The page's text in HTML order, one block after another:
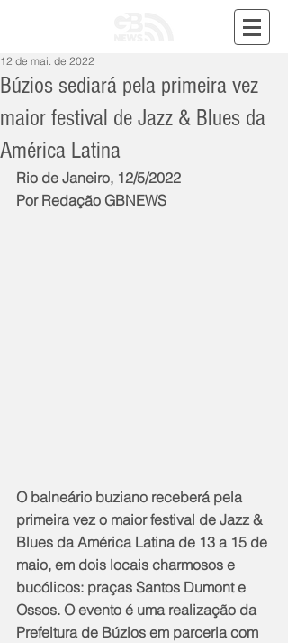
Búzios sediará pela primeira vez
maior festival de Jazz & Blues da
América Latina
12 de mai. de 2022
Rio de Janeiro, 12/5/2022
Por Redação GBNEWS
O balneário buziano receberá pela
primeira vez o maior festival de Jazz &
Blues da América Latina de 13 a 15 de
maio, em dois locais charmosos e
bucólicos: praças Santos Dumont e
Ossos. O evento é uma realização da
Prefeitura de Búzios em parceria com